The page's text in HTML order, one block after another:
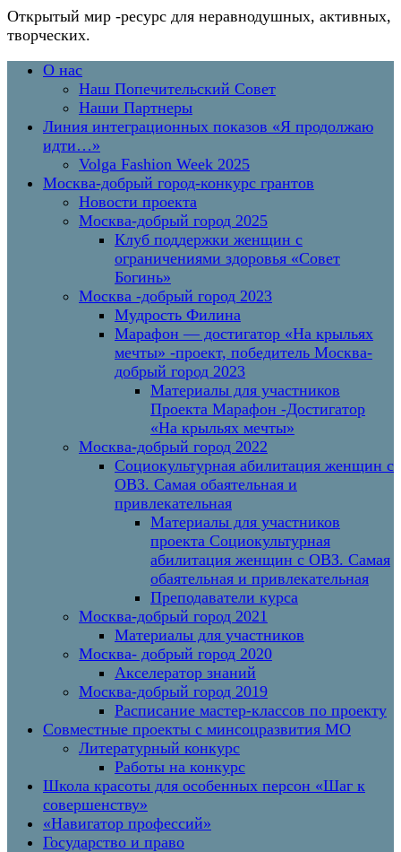
Открытый мир -ресурс для неравнодушных, активных,
творческих.
Перейти
содержимому
Основное
О нас
Наш Попечительский Совет
Наши Партнеры
Линия интеграционных показов «Я продолжаю
идти…»
Volga Fashion Week 2025
Москва-добрый город-конкурс грантов
Новости проекта
Москва-добрый город 2025
Клуб поддержки женщин с
ограничениями здоровья «Совет
Богинь»
Москва -добрый город 2023
Мудрость Филина
Марафон — достигатор «На крыльях
мечты» -проект, победитель Москва-
добрый город 2023
Материалы для участников
Проекта Марафон -Достигатор
«На крыльях мечты»
Москва-добрый город 2022
Социокультурная абилитация женщин с
ОВЗ. Самая обаятельная и
привлекательная
Материалы для участников
проекта Социокультурная
абилитация женщин с ОВЗ. Самая
обаятельная и привлекательная
Преподаватели курса
Москва-добрый город 2021
Материалы для участников
Москва- добрый город 2020
Акселератор знаний
Москва-добрый город 2019
Расписание мастер-классов по проекту
Совместные проекты с минсоцразвития МО
Литературный конкурс
Работы на конкурс
Школа красоты для особенных персон «Шаг к
совершенству»
«Навигатор профессий»
Государство и право